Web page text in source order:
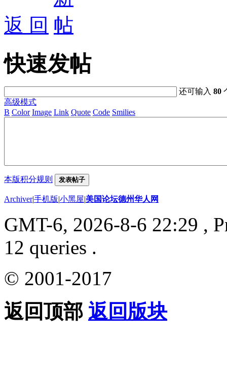
返 回
快速发帖
还可输入80
高级模式
B Color Image Link Quote Code Smilies
本版积分规则 发表帖子
Archiver|手机版|小黑屋|美国论坛德州华人网
GMT-6, 2026-8-6 22:29 ,
12 queries .
© 2001-2017
返回顶部 返回版块